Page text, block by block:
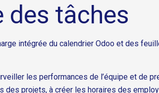
des tâches
intégrée du calendrier Odoo et des
les performances de l’équipe et de
des projets, à créer les horaires des